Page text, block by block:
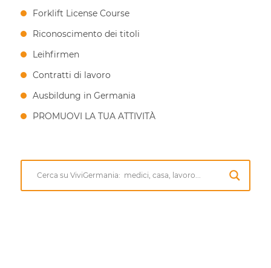
Forklift License Course
Riconoscimento dei titoli
Leihfirmen
Contratti di lavoro
Ausbildung in Germania
PROMUOVI LA TUA ATTIVITÀ